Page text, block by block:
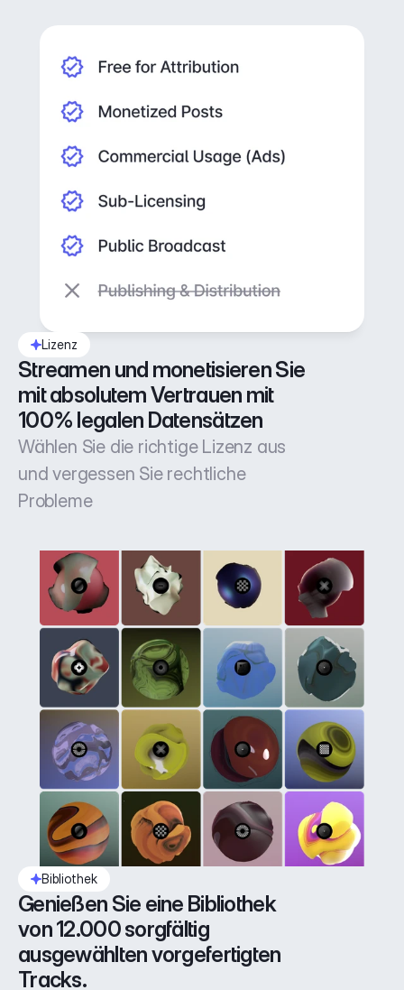
Lizenz
Streamen und monetisieren Sie
mit absolutem Vertrauen mit
100% legalen Datensätzen
Wählen Sie die richtige Lizenz aus
und vergessen Sie rechtliche
Probleme
Bibliothek
Genießen Sie eine Bibliothek
von 12.000 sorgfältig
ausgewählten vorgefertigten
Tracks.